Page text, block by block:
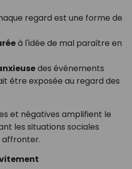
regard est une forme de
à l'idée de mal paraître en
des événements
être exposée au regard des
et négatives amplifient le
les situations sociales
affronter.